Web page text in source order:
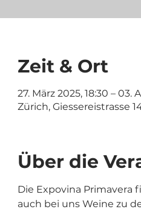
Zeit & Ort
27. März 2025, 18:30 – 03.
Zürich, Giessereistrasse
Über die
Die Expovina Primavera
auch bei uns Weine zu